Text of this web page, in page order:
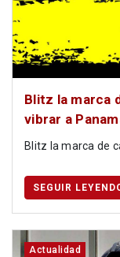
Blitz la marca
vibrar a
Blitz la marca de
SEGUIR
Actualidad